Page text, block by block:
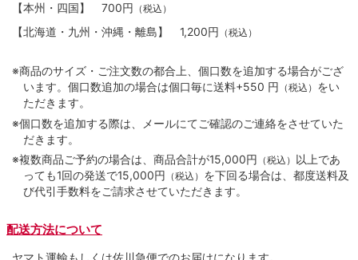
【本州・四国】 700円 （税込）
【北海道・九州・沖縄・離島】 1,200円 （税込）
※商品のサイズ・ご注文数の都合上、個口数を追加する場合がござ
います。個口数追加の場合は個口毎に送料+550 円 （税込） をい
ただきます。
※個口数を追加する際は、メールにてご確認のご連絡をさせていた
だきます。
※複数商品ご予約の場合は、商品合計が15,000円 （税込） 以上であ
っても1回の発送で15,000円 （税込） を下回る場合は、都度送料及
び代引手数料をご請求させていただきます。
配送方法について
ヤマト運輸もしくは佐川急便でのお届けになります。